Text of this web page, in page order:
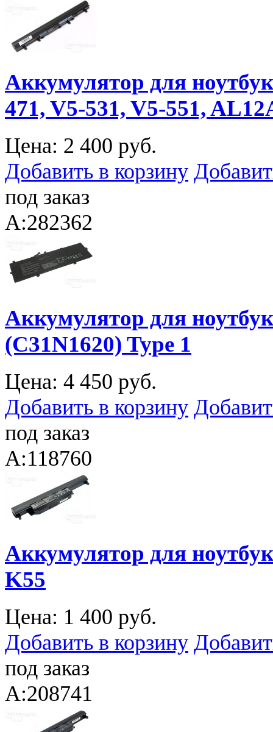
Аккумулятор для
471, V5-531, V5-551,
Цена: 2 400 руб.
Добавить в корзину
под заказ
A:282362
Аккумулятор для
(C31N1620) Type 1
Цена: 4 450 руб.
Добавить в корзину
под заказ
A:118760
Аккумулятор для
K55
Цена: 1 400 руб.
Добавить в корзину
под заказ
A:208741